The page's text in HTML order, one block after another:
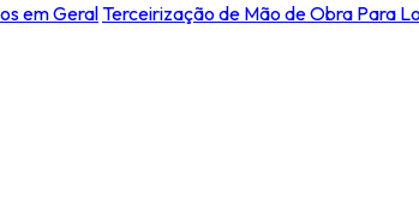
em GeralTerceirização de Mão de Obra Para